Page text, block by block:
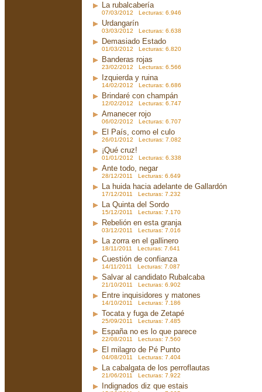
La rubalcabería
07/03/2012 Lecturas: 6.946
Urdangarín
03/03/2012 Lecturas: 6.638
Demasiado Estado
01/03/2012 Lecturas: 6.820
Banderas rojas
23/02/2012 Lecturas: 6.566
Izquierda y ruina
14/02/2012 Lecturas: 6.686
Brindaré con champán
12/02/2012 Lecturas: 6.747
Amanecer rojo
06/02/2012 Lecturas: 6.707
El País, como el culo
26/01/2012 Lecturas: 7.082
¡Qué cruz!
01/01/2012 Lecturas: 6.338
Ante todo, negar
28/12/2011 Lecturas: 6.649
La huida hacia adelante de Gallardón
17/12/2011 Lecturas: 7.232
La Quinta del Sordo
15/12/2011 Lecturas: 7.170
Rebelión en esta granja
03/12/2011 Lecturas: 7.016
La zorra en el gallinero
18/11/2011 Lecturas: 7.641
Cuestión de confianza
14/11/2011 Lecturas: 7.087
Salvar al candidato Rubalcaba
21/10/2011 Lecturas: 6.902
Entre inquisidores y matones
14/10/2011 Lecturas: 7.186
Tocata y fuga de Zetapé
25/09/2011 Lecturas: 7.485
España no es lo que parece
22/08/2011 Lecturas: 7.560
El milagro de Pé Punto
04/08/2011 Lecturas: 7.404
La cabalgata de los perroflautas
21/06/2011 Lecturas: 7.922
Indignados diz que estais